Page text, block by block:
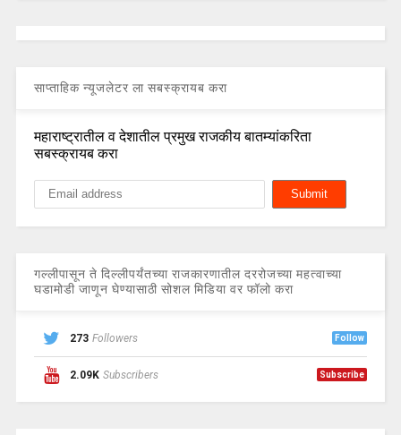
साप्ताहिक न्यूजलेटर ला सबस्क्रायब करा
महाराष्ट्रातील व देशातील प्रमुख राजकीय बातम्यांकरिता
सबस्क्रायब करा
गल्लीपासून ते दिल्लीपर्यंतच्या राजकारणातील दररोजच्या महत्वाच्या
घडामोडी जाणून घेण्यासाठी सोशल मिडिया वर फॉलो करा
273 Followers Follow
2.09K Subscribers Subscribe